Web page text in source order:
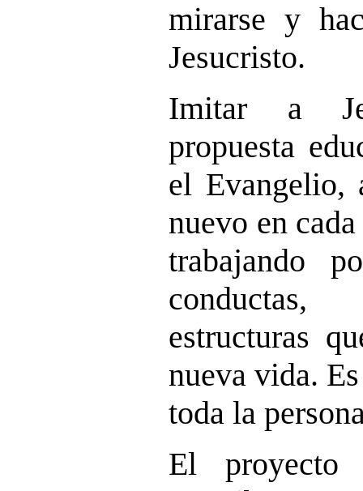
mirarse y
Jesucristo.
Imitar a
propuesta
el Evangelio,
nuevo en
trabajando
estructuras
nueva vida.
toda la
El proyecto